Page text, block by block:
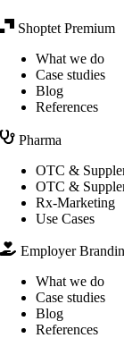
Shoptet Premium
What we do
Case studies
Blog
References
Pharma
OTC &
OTC &
Rx-Marketing
Use Cases
Employer
What we do
Case studies
Blog
References